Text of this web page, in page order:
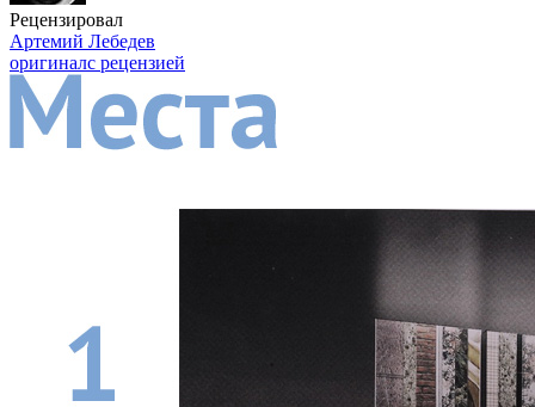
Рецензировал
Артемий Лебедев
оригиналс рецензией